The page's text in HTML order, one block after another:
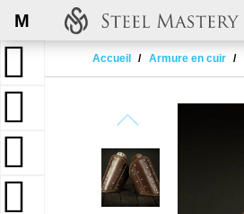
M
Accueil Armure en cuir